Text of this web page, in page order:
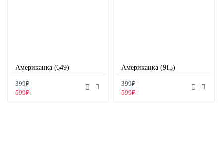
Американка (649)
399₽
599₽
Американка (915)
399₽
599₽